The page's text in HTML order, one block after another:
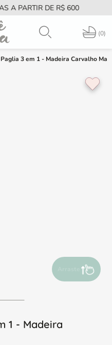
A PARTIR DE R$ 600
0
3 em 1 - Madeira Carvalho
Arraste para
1 - Madeira